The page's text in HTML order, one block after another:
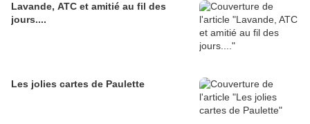
Lavande, ATC et amitié au fil des
jours....
Les jolies cartes de Paulette